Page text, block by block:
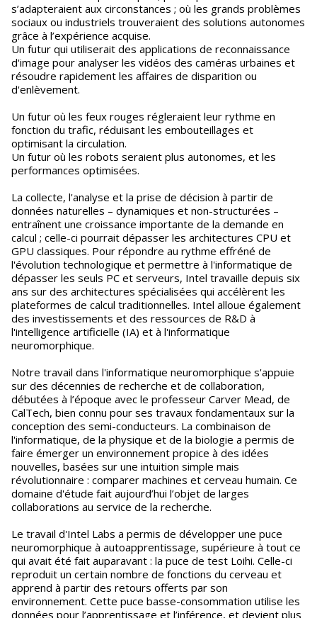
s’adapteraient aux circonstances ; où les grands problèmes
sociaux ou industriels trouveraient des solutions autonomes
grâce à l’expérience acquise.
Un futur qui utiliserait des applications de reconnaissance
d'image pour analyser les vidéos des caméras urbaines et
résoudre rapidement les affaires de disparition ou
d'enlèvement.
Un futur où les feux rouges régleraient leur rythme en
fonction du trafic, réduisant les embouteillages et
optimisant la circulation.
Un futur où les robots seraient plus autonomes, et les
performances optimisées.
La collecte, l'analyse et la prise de décision à partir de
données naturelles – dynamiques et non-structurées –
entraînent une croissance importante de la demande en
calcul ; celle-ci pourrait dépasser les architectures CPU et
GPU classiques. Pour répondre au rythme effréné de
l'évolution technologique et permettre à l'informatique de
dépasser les seuls PC et serveurs, Intel travaille depuis six
ans sur des architectures spécialisées qui accélèrent les
plateformes de calcul traditionnelles. Intel alloue également
des investissements et des ressources de R&D à
l'intelligence artificielle (IA) et à l'informatique
neuromorphique.
Notre travail dans l'informatique neuromorphique s'appuie
sur des décennies de recherche et de collaboration,
débutées à l’époque avec le professeur Carver Mead, de
CalTech, bien connu pour ses travaux fondamentaux sur la
conception des semi-conducteurs. La combinaison de
l'informatique, de la physique et de la biologie a permis de
faire émerger un environnement propice à des idées
nouvelles, basées sur une intuition simple mais
révolutionnaire : comparer machines et cerveau humain. Ce
domaine d'étude fait aujourd’hui l’objet de larges
collaborations au service de la recherche.
Le travail d'Intel Labs a permis de développer une puce
neuromorphique à autoapprentissage, supérieure à tout ce
qui avait été fait auparavant : la puce de test Loihi. Celle-ci
reproduit un certain nombre de fonctions du cerveau et
apprend à partir des retours offerts par son
environnement. Cette puce basse-consommation utilise les
données pour l’apprentissage et l’inférence, et devient plus